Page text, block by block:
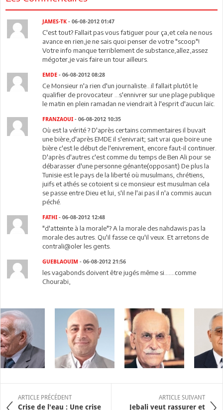
JAMES-TK - 06-08-2012 01:47
C'est tout? Fallait pas vous fatiguer pour ça,et cela ne nous
avance en rien,je ne sais quoi penser de votre "scoop"!
Votre info manque terriblement de substance,allez,assez
mégoter,je vais faire un tour ailleurs.
EMDE - 06-08-2012 08:28
Ce Monsieur n'a rien d'un journaliste...il fallait plutôt le
qualifier de provocateur ...s'ennivrer sur une plage publique
le matin en plein ramadan ne viendrait à l'esprit d'aucun laïc.
FRANZAOUI - 06-08-2012 10:35
Où est la vérité ? D'après certains commentaires il buvait
une bière,d'après EMDE il s'enivrait; sait vrai que boire une
bière c'est le début de l'enivrement, encore faut-il continuer.
D'après d'autres c'est comme du temps de Ben Ali pour se
débarasser d'une personne génante(opposant) De plus la
Tunisie est le pays de la liberté où musulmans, chrétiens,
juifs et athés se cotoient si ce monsieur est musulman cela
se passe entre Dieu et lui, s'il ne l'ai pas il n'a commis aucun
péché.
FATHI - 06-08-2012 12:48
"d'atteinte à la morale"? A la morale des nahdawis pas la
morale des autres. Qu'il fasse ce qu'il veux. Et arretons de
contrali@oler les gents.
GUEBLAOUIM - 06-08-2012 21:56
les vagabonds doivent être jugés même si.......comme
Chourabi,
ARTICLE PRÉCÉDENT
Crise de l'eau : Une crise
ARTICLE SUIVANT
Jebali veut rassurer et